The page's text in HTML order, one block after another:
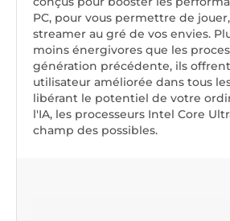
PC, pour vous permettre de
streamer au gré de vos envies.
moins énergivores que les
génération précédente, ils
utilisateur améliorée dans tous
libérant le potentiel de votre
l'IA, les processeurs Intel Core
champ des possibles.